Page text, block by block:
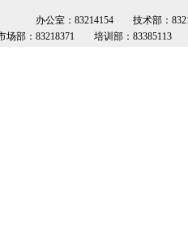
办公室：83214154 技术部：
场部：83218371 培训部：83385113